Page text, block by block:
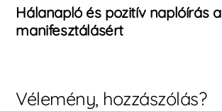
Hálanapló és pozitív naplóírás a
manifesztálásért
Vélemény, hozzászólás?